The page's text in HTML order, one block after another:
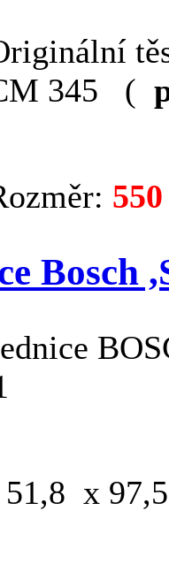
345 (
Bosch
x